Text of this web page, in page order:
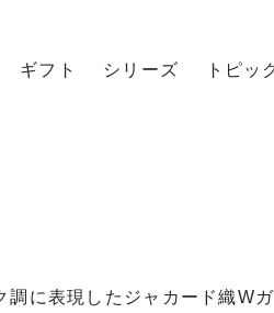
ギフト シリーズ トピッ
調に表現したジャカード織W